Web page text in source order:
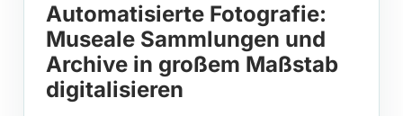
Automatisierte Fotografie:
Museale Sammlungen und
Archive in großem Maßstab
digitalisieren